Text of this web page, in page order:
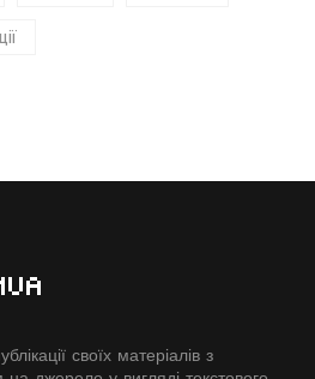
своїх матеріалів з